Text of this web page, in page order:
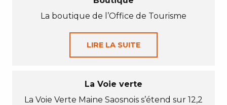
La boutique de l’Office de Tourisme
LIRE LA SUITE
La Voie verte
La Voie Verte Maine Saosnois s’étend sur 12,2